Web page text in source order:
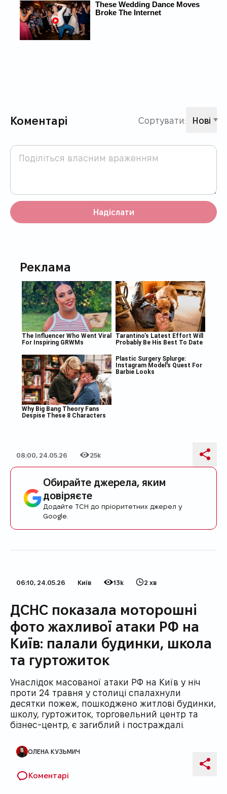
Коментарі Сортувати: Нові
Надіслати
Реклама
Дата публікації
08:00, 24.05.26
Кількість переглядів
25k
Обирайте джерела, яким
довіряєте
Додайте ТСН до пріоритетних джерел у
Google.
Дата публікації
06:10, 24.05.26
Категорія
Київ
Кількість переглядів
13k
Час на прочитання
2 хв
ДСНС показала моторошні
фото жахливої атаки РФ на
Київ: палали будинки, школа
та гуртожиток
Унаслідок масованої атаки РФ на Київ у ніч
проти 24 травня у столиці спалахнули
десятки пожеж, пошкоджено житлові будинки,
школу, гуртожиток, торговельний центр та
бізнес-центр, є загиблий і постраждалі.
Автор публікації
ОЛЕНА КУЗЬМИЧ
Коментарі